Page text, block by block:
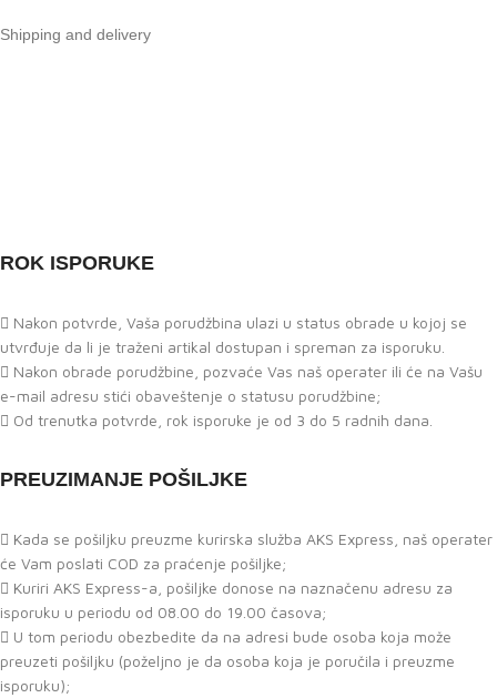
Shipping and delivery
ROK ISPORUKE
Nakon potvrde, Vaša porudžbina ulazi u status obrade u kojoj se
utvrđuje da li je traženi artikal dostupan i spreman za isporuku.
Nakon obrade porudžbine, pozvaće Vas naš operater ili će na Vašu
e-mail adresu stići obaveštenje o statusu porudžbine;
Od trenutka potvrde, rok isporuke je od 3 do 5 radnih dana.
PREUZIMANJE POŠILJKE
Kada se pošiljku preuzme kurirska služba AKS Express, naš operater
će Vam poslati COD za praćenje pošiljke;
Kuriri AKS Express-a, pošiljke donose na naznačenu adresu za
isporuku u periodu od 08.00 do 19.00 časova;
U tom periodu obezbedite da na adresi bude osoba koja može
preuzeti pošiljku (poželjno je da osoba koja je poručila i preuzme
isporuku);